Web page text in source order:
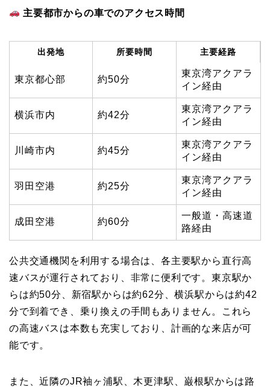
主要都市からの車でのアクセス時間
出発地 所要時間 主要経路
東京都心部 約50分
東京湾アクアラ
イン経由
横浜市内 約42分
東京湾アクアラ
イン経由
川崎市内 約45分
東京湾アクアラ
イン経由
羽田空港 約25分
東京湾アクアラ
イン経由
成田空港 約60分
一般道・高速道
路経由
公共交通機関を利用する場合は、各主要駅から直行高
速バスが運行されており、非常に便利です。東京駅か
らは約50分、新宿駅からは約62分、横浜駅からは約42
分で到着でき、乗り換えの手間もありません。これら
の高速バスは本数も充実しており、計画的な来店が可
能です。
また、近隣のJR袖ヶ浦駅、木更津駅、巌根駅からは路